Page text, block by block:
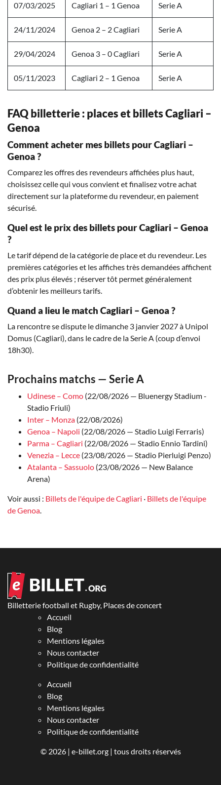
07/03/2025 Cagliari 1 – 1 Genoa Serie A
24/11/2024 Genoa 2 – 2 Cagliari Serie A
29/04/2024 Genoa 3 – 0 Cagliari Serie A
05/11/2023 Cagliari 2 – 1 Genoa Serie A
FAQ billetterie : places et billets Cagliari –
Genoa
Comment acheter mes billets pour Cagliari –
Genoa ?
Comparez les offres des revendeurs affichées plus haut,
choisissez celle qui vous convient et finalisez votre achat
directement sur la plateforme du revendeur, en paiement
sécurisé.
Quel est le prix des billets pour Cagliari – Genoa
?
Le tarif dépend de la catégorie de place et du revendeur. Les
premières catégories et les affiches très demandées affichent
des prix plus élevés ; réserver tôt permet généralement
d’obtenir les meilleurs tarifs.
Quand a lieu le match Cagliari – Genoa ?
La rencontre se dispute le dimanche 3 janvier 2027 à Unipol
Domus (Cagliari), dans le cadre de la Serie A (coup d’envoi
18h30).
Prochains matchs — Serie A
Udinese – Como (22/08/2026 — Bluenergy Stadium -
Stadio Friuli)
Inter – Monza (22/08/2026)
Genoa – Napoli (22/08/2026 — Stadio Luigi Ferraris)
Parma – Cagliari (22/08/2026 — Stadio Ennio Tardini)
Venezia – Lecce (23/08/2026 — Stadio Pierluigi Penzo)
Atalanta – Sassuolo (23/08/2026 — New Balance
Arena)
Voir aussi : Billets de l'équipe de Cagliari · Billets de l'équipe
de Genoa.
Billetterie football et Rugby, Places de concert
Accueil
Blog
Mentions légales
Nous contacter
Politique de confidentialité
Accueil
Blog
Mentions légales
Nous contacter
Politique de confidentialité
© 2026 | e-billet.org| tous droits réservés